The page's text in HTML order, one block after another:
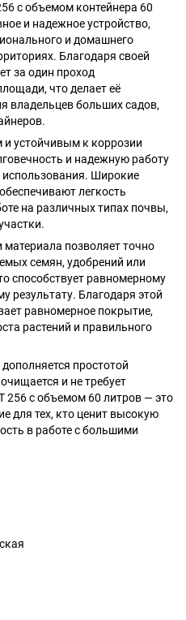
с объемом контейнера 60
и надежное устройство,
и домашнего
Благодаря своей
за один проход
что делает её
больших садов,
устойчивым к коррозии
и надежную работу
использования. Широкие
легкость
на различных типах почвы,
позволяет точно
семян, удобрений или
способствует равномерному
результату. Благодаря этой
равномерное покрытие,
растений и правильного
простотой
и не требует
256 с объемом 60 литров — это
для тех, кто ценит высокую
в работе с большими